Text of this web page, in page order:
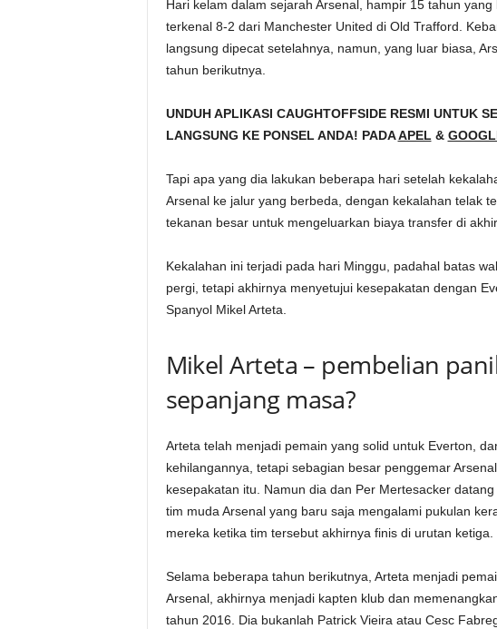
Hari kelam dalam sejarah Arsenal, hampir 15 tahun
terkenal 8-2 dari Manchester United di Old Trafford.
langsung dipecat setelahnya, namun, yang luar biasa,
tahun berikutnya.
UNDUH APLIKASI CAUGHTOFFSIDE RESMI UNTUK
LANGSUNG KE PONSEL ANDA! PADAAPEL&
Tapi apa yang dia lakukan beberapa hari setelah
Arsenal ke jalur yang berbeda, dengan kekalahan telak
tekanan besar untuk mengeluarkan biaya transfer di
Kekalahan ini terjadi pada hari Minggu, padahal batas
pergi, tetapi akhirnya menyetujui kesepakatan dengan
Spanyol Mikel Arteta.
Mikel Arteta – pembelian
sepanjang masa?
Arteta telah menjadi pemain yang solid untuk Everton,
kehilangannya, tetapi sebagian besar penggemar
kesepakatan itu. Namun dia dan Per Mertesacker
tim muda Arsenal yang baru saja mengalami pukulan
mereka ketika tim tersebut akhirnya finis di urutan ketiga.
Selama beberapa tahun berikutnya, Arteta menjadi
Arsenal, akhirnya menjadi kapten klub dan
tahun 2016. Dia bukanlah Patrick Vieira atau Cesc